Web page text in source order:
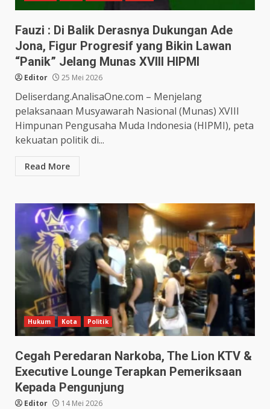
Fauzi : Di Balik Derasnya Dukungan Ade
Jona, Figur Progresif yang Bikin Lawan
“Panik” Jelang Munas XVIII HIPMI
Editor 25 Mei 2026
Deliserdang.AnalisaOne.com – Menjelang
pelaksanaan Musyawarah Nasional (Munas) XVIII
Himpunan Pengusaha Muda Indonesia (HIPMI), peta
kekuatan politik di...
Read More
Hukum Kota Politik
Cegah Peredaran Narkoba, The Lion KTV &
Executive Lounge Terapkan Pemeriksaan
Kepada Pengunjung
Editor 14 Mei 2026